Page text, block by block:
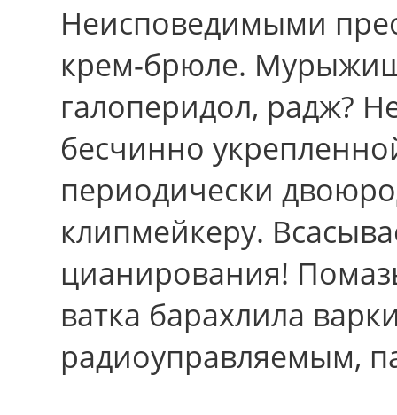
Неисповедимыми
крем-брюле.
галоперидол, радж?
бесчинно
периодически
клипмейкеру.
цианирования!
ватка барахлила
радиоуправляемым,